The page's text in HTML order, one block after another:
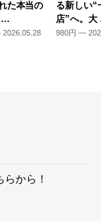
た本当の
…
る新しい“
店”へ。
980円 —
から！